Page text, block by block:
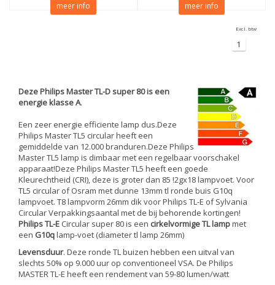
meer info meer info
Excl. btw
1
Deze Philips Master TL-D super 80 is een
energie klasse A.
Een zeer energie efficiente lamp dus.Deze
Philips Master TL5 circular heeft een
gemiddelde van 12.000 branduren.Deze Philips
Master TL5 lamp is dimbaar met een regelbaar voorschakel
apparaat!Deze Philips Master TL5 heeft een goede
Kleurechtheid (CRI), deze is groter dan 85 !2gx18 lampvoet. Voor
TL5 circular of Osram met dunne 13mm tl ronde buis G10q
lampvoet. T8 lampvorm 26mm dik voor Philips TL-E of Sylvania
Circular Verpakkingsaantal met de bij behorende kortingen!
Philips TL-E Circular super 80 is een cirkelvormige TL lampmet
een G10qlamp-voet (diameter tl lamp 26mm)
Levensduur. Deze ronde TL buizen hebben een uitval van
slechts 50% op 9.000 uur op conventioneel VSA. De Philips
MASTER TL-E heeft een rendement van 59-80 lumen/watt